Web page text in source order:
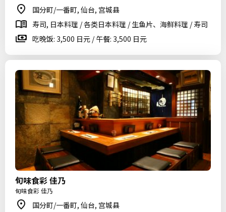
国分町/一番町, 仙台, 宫城县
寿司, 日本料理 / 各类日本料理 / 生鱼片、海鲜料理 / 寿司
吃晚饭: 3,500 日元 / 午餐: 3,500 日元
旬味食彩 佳乃
旬味食彩 佳乃
国分町/一番町, 仙台, 宫城县